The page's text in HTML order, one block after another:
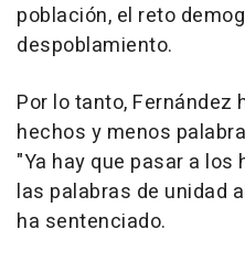
población, el reto
despoblamiento.
Por lo tanto, Fernández
hechos y menos
"Ya hay que pasar a los
las palabras de unidad
ha sentenciado.